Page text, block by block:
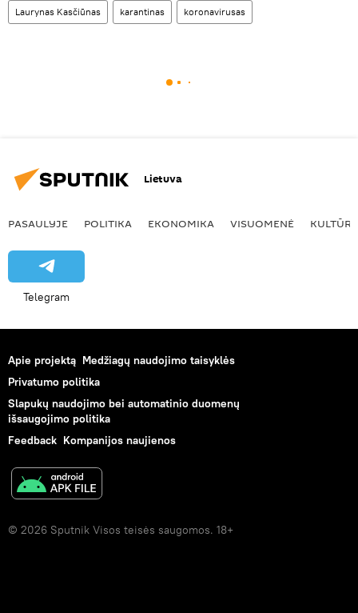
Laurynas Kasčiūnas karantinas koronavirusas
Lietuva
PASAULYJE POLITIKA EKONOMIKA VISUOMENĖ KULTŪRA
Telegram
Apie projektą Medžiagų naudojimo taisyklės
Privatumo politika
Slapukų naudojimo bei automatinio duomenų
išsaugojimo politika
Feedback Kompanijos naujienos
© 2026 Sputnik Visos teisės saugomos. 18+